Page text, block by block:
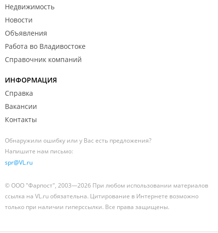
Недвижимость
Новости
Объявления
Работа во Владивостоке
Справочник компаний
ИНФОРМАЦИЯ
Справка
Вакансии
Контакты
Обнаружили ошибку или у Вас есть предложения?
Напишите нам письмо:
spr@VL.ru
© ООО "Фарпост", 2003—2026 При любом использовании материалов
ссылка на VL.ru обязательна. Цитирование в Интернете возможно
только при наличии гиперссылки. Все права защищены.